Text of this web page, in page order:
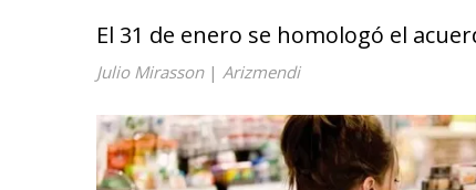
El 31 de enero se homologó el
Julio Mirasson| Arizmendi